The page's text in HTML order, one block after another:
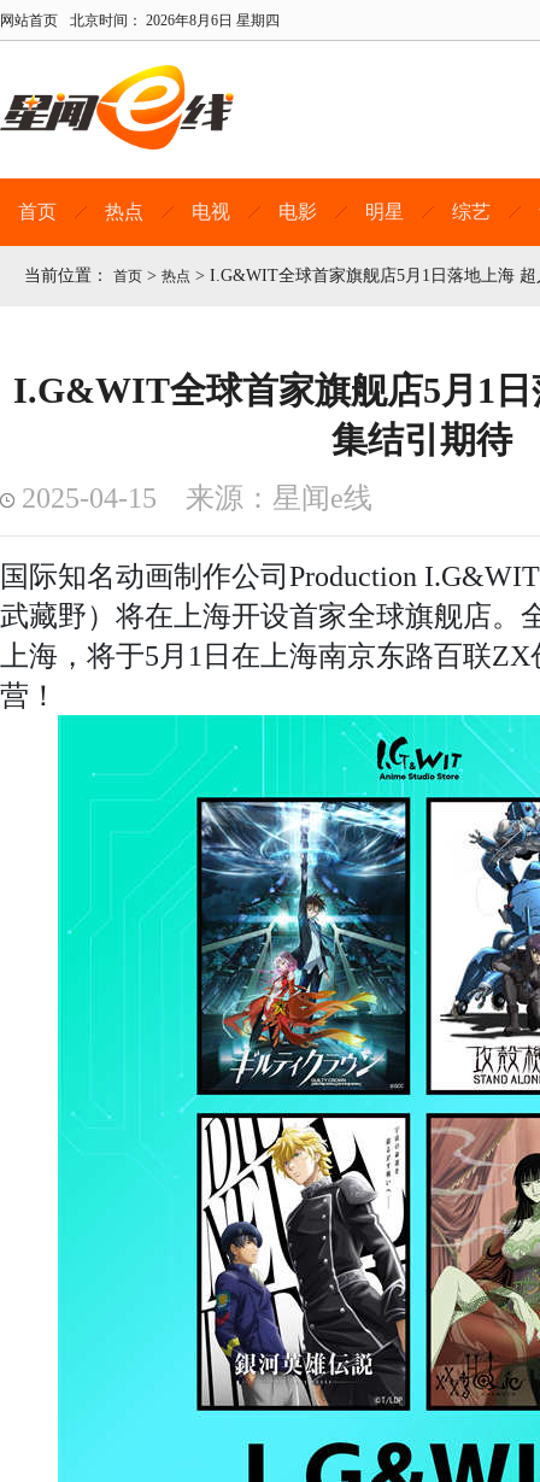
网站首页 北京时间： 2026年8月6日 星期四
首页 热点 电视 电影 明星 综艺
当前位置： 首页 > 热点 > I.G&WIT全球首家旗舰店5月1日落地上海
I.G&WIT全球首家旗舰店5月1
集结引期待
2025-04-15 来源：星闻e线
国际知名动画制作公司Production
武藏野）将在上海开设首家全球旗舰店。
上海，将于5月1日在上海南京东路百联
营！